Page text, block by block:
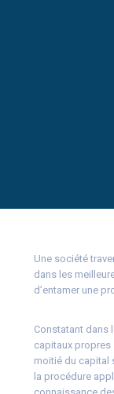
Une société
dans les
d’entamer une
Constatant dans
capitaux propres
moitié du capital
la procédure